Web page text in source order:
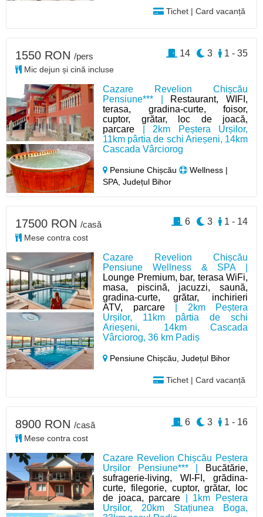
Tichet | Card vacanță
Cazare Revelion Chișcău
Pensiune*** | Restaurant, WIFI,
terasa, gradina-curte, foisor,
cuptor, grătar, loc de joacă,
parcare | 2km Peștera Urșilor,
11km pârtia de schi Arieșeni, 14km
Cascada Vârciorog
Pensiune Chișcău
Wellness |
SPA, Județul Bihor
1550 RON /pers
Mic dejun și cină incluse
1 - 35
3
14
Cazare Revelion Chișcău
Pensiune Wellness & SPA |
Lounge Premium, bar, terasa WiFi,
masa, piscină, jacuzzi, saună,
gradina-curte, grătar, inchirieri
ATV, parcare| 2km Peștera
Urșilor, 11km pârtia de schi
Arieșeni, 14km Cascada
Vârciorog, 36 km Padiș
Pensiune Chișcău,Județul Bihor
Tichet | Card vacanță
17500 RON /casă
Mese contra cost
1 - 14
3
6
Cazare Revelion Chișcău Peștera
Urșilor Pensiune*** |
Bucătărie,
sufragerie-living, WI-FI, grădina-
curte, filegorie, cuptor, grătar, loc
de joaca, parcare | 1km Peștera
Urșilor, 20km Stațiunea Boga,
8900 RON /casă
Mese contra cost
1 - 16
3
6